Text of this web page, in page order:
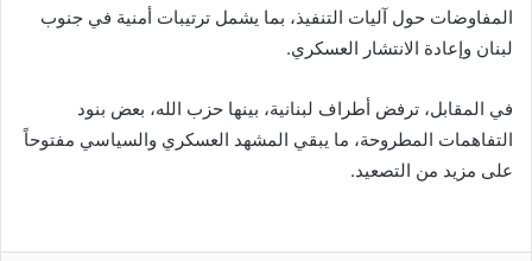
المفاوضات حول آليات التنفيذ، بما يشمل ترتيبات أمنية في جنوب
لبنان وإعادة الانتشار العسكري.
في المقابل، ترفض أطراف لبنانية، بينها حزب الله، بعض بنود
التفاهمات المطروحة، ما يبقي المشهد العسكري والسياسي مفتوحاً
على مزيد من التصعيد.